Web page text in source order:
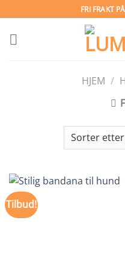
to
content
FRI FRAKT
HJEM /
Tilbud!